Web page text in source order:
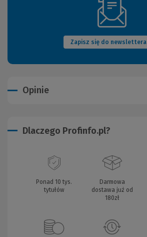
Zapisz się do newslettera
(Nowe
okno)
Opinie
Dlaczego Profinfo.pl?
Ponad 10 tys.
tytułów
Darmowa
dostawa już od
180zł